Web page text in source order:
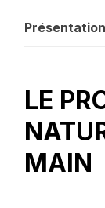
Présentation
LE
MAIN